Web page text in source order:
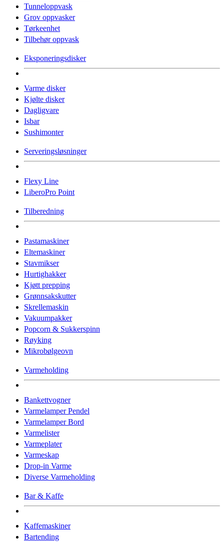
Tunneloppvask
Grov oppvasker
Tørkeenhet
Tilbehør oppvask
Eksponeringsdisker
Varme disker
Kjølte disker
Dagligvare
Isbar
Sushimonter
Serveringsløsninger
Flexy Line
LiberoPro Point
Tilberedning
Pastamaskiner
Eltemaskiner
Stavmikser
Hurtighakker
Kjøtt prepping
Grønnsakskutter
Skrellemaskin
Vakuumpakker
Popcorn & Sukkerspinn
Røyking
Mikrobølgeovn
Varmeholding
Bankettvogner
Varmelamper Pendel
Varmelamper Bord
Varmelister
Varmeplater
Varmeskap
Drop-in Varme
Diverse Varmeholding
Bar & Kaffe
Kaffemaskiner
Bartending